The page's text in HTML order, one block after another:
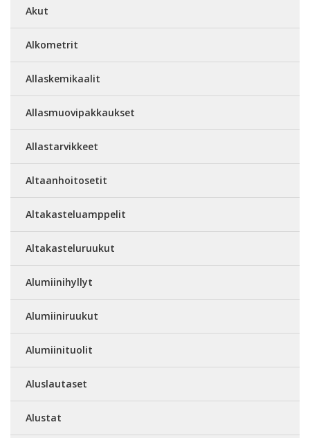
Akut
Alkometrit
Allaskemikaalit
Allasmuovipakkaukset
Allastarvikkeet
Altaanhoitosetit
Altakasteluamppelit
Altakasteluruukut
Alumiinihyllyt
Alumiiniruukut
Alumiinituolit
Aluslautaset
Alustat